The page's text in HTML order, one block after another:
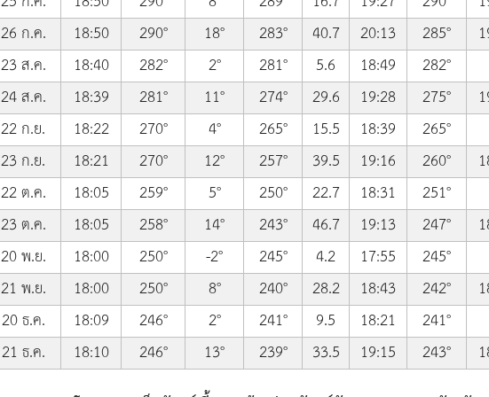
26 ก.ค.
18:50 290° 18° 283° 40.7 20:13 285°
23 ส.ค. 18:40 282° 2° 281° 5.6 18:49
282°
24 ส.ค.
18:39 281° 11° 274° 29.6 19:28 275°
22 ก.ย. 18:22 270° 4° 265° 15.5 18:39
265°
23 ก.ย.
18:21 270° 12° 257° 39.5 19:16 260°
22 ต.ค. 18:05 259° 5° 250° 22.7 18:31
251°
23 ต.ค.
18:05 258° 14° 243° 46.7 19:13 247°
20 พ.ย. 18:00 250° -2° 245° 4.2 17:55
245°
21 พ.ย.
18:00 250° 8° 240° 28.2 18:43 242°
20 ธ.ค. 18:09 246° 2° 241° 9.5 18:21
241°
21 ธ.ค.
18:10 246° 13° 239° 33.5 19:15 243°